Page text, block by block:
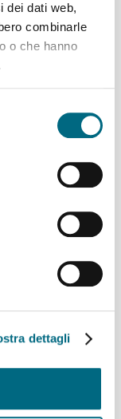
dei dati web,
combinarle
o che hanno
dettagli
levante:
per piazza
e 945 –
regolare
temporanea